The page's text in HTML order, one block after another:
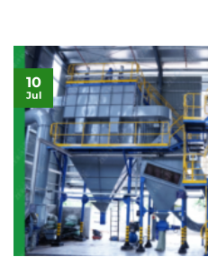
10
Jul